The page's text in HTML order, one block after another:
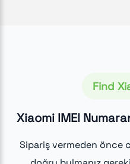
Find
Xiaomi IMEI
Sipariş vermeden önce